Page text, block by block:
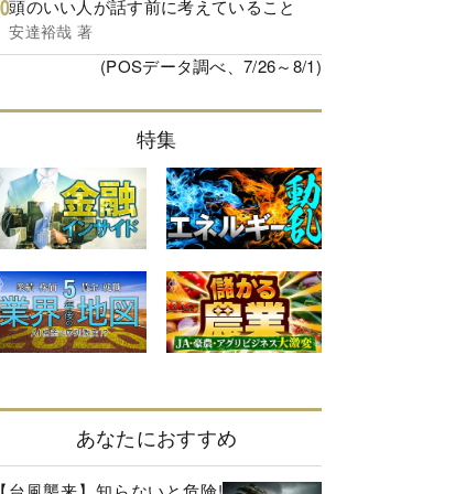
頭のいい人が話す前に考えていること
安達裕哉 著
(POSデータ調べ、7/26～8/1)
特集
あなたにおすすめ